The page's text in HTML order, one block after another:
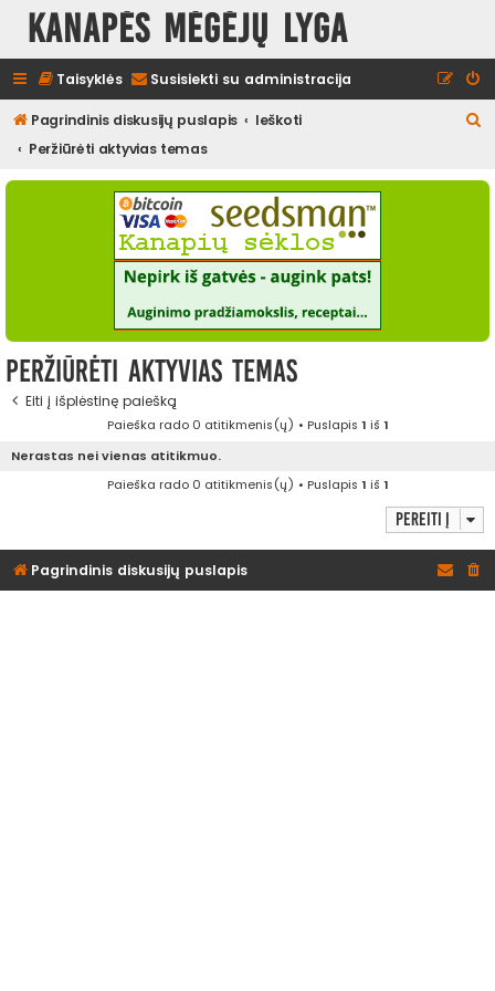
Kanapės mėgėjų lyga
Taisyklės Susisiekti su administracija
Pagrindinis diskusijų puslapis
Ieškoti
Peržiūrėti aktyvias temas
š
Peržiūrėti aktyvias temas
Eiti į išplėstinę paiešką
Paieška rado 0 atitikmenis(ų) • Puslapis 1 iš 1
Nerastas nei vienas atitikmuo.
Paieška rado 0 atitikmenis(ų) • Puslapis 1 iš 1
Pereiti į
Pagrindinis diskusijų puslapis